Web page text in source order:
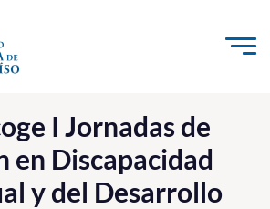
al contenido
e Innovación
I Jornadas de
en Discapacidad
y del Desarrollo